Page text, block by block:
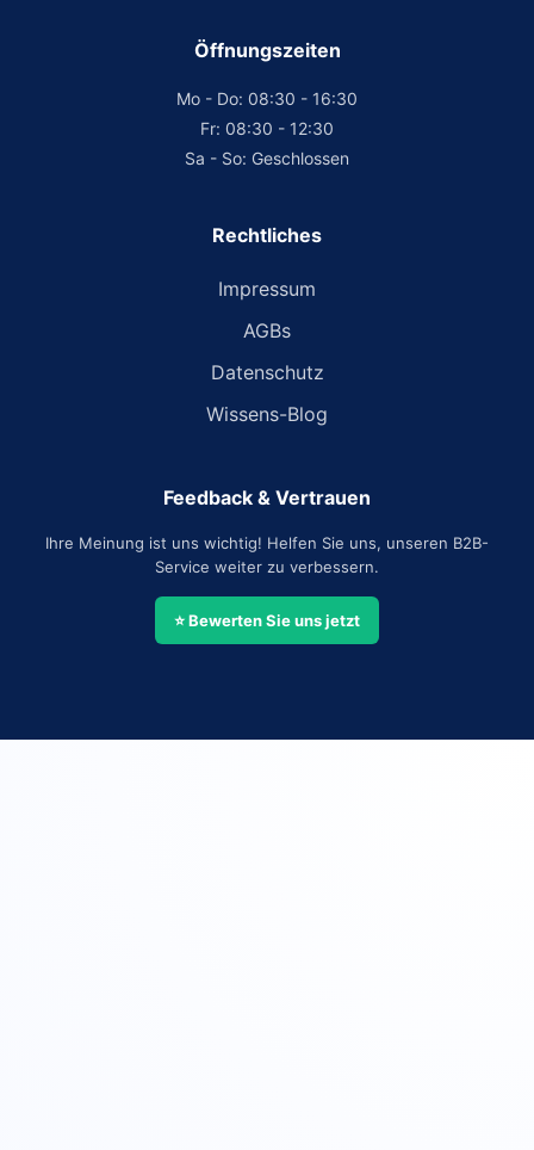
Öffnungszeiten
Mo - Do: 08:30 - 16:30
Fr: 08:30 - 12:30
Sa - So: Geschlossen
Rechtliches
Impressum
AGBs
Datenschutz
Wissens-Blog
Feedback & Vertrauen
Ihre Meinung ist uns wichtig! Helfen Sie uns, unseren B2B-
Service weiter zu verbessern.
⭐ Bewerten Sie uns jetzt